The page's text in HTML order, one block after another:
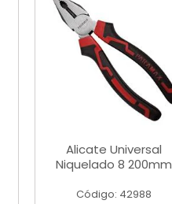
Alicate Universal
Niquelado 8 200mm
Código: 42988